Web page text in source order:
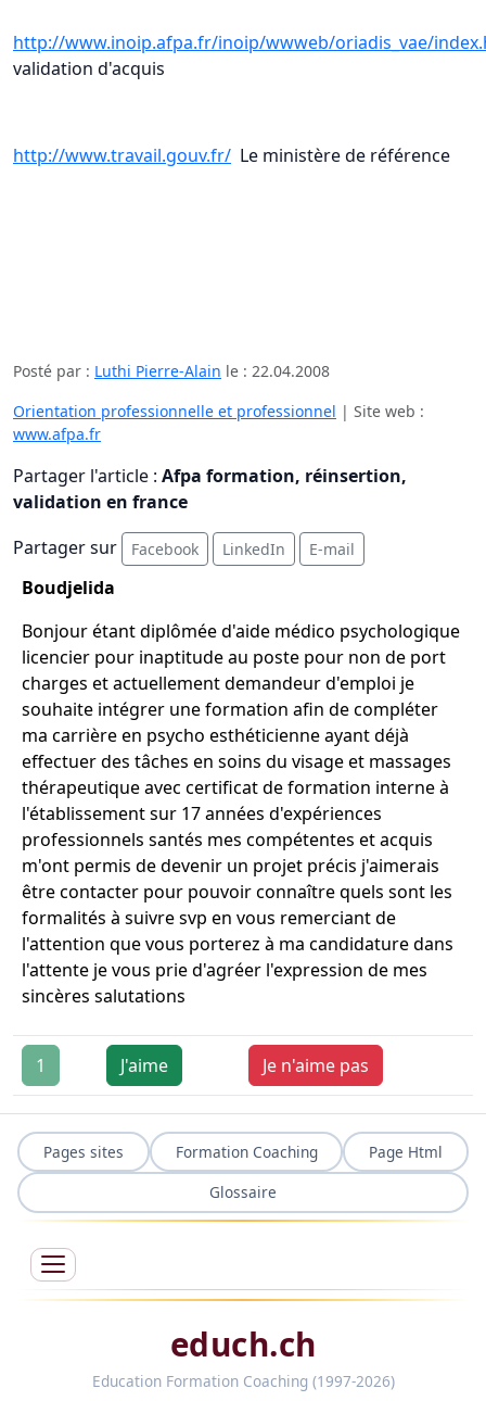
http://www.inoip.afpa.fr/inoip/wwweb/oriadis_vae/
validation d'acquis
http://www.travail.gouv.fr/ Le ministère de référence
Posté par : Luthi Pierre-Alain le : 22.04.2008
Orientation professionnelle et professionnel | Site web :
www.afpa.fr
Partager l'article : Afpa formation, réinsertion,
validation en france
Partager sur
Facebook LinkedIn E-mail
Boudjelida
Bonjour étant diplômée d'aide médico psychologique
licencier pour inaptitude au poste pour non de port
charges et actuellement demandeur d'emploi je
souhaite intégrer une formation afin de compléter
ma carrière en psycho esthéticienne ayant déjà
effectuer des tâches en soins du visage et massages
thérapeutique avec certificat de formation interne à
l'établissement sur 17 années d'expériences
professionnels santés mes compétentes et acquis
m'ont permis de devenir un projet précis j'aimerais
être contacter pour pouvoir connaître quels sont les
formalités à suivre svp en vous remerciant de
l'attention que vous porterez à ma candidature dans
l'attente je vous prie d'agréer l'expression de mes
sincères salutations
1 J'aime Je n'aime pas
Pages sites Formation Coaching
Page Html
Glossaire
educh.ch
Education Formation Coaching (1997-2026)